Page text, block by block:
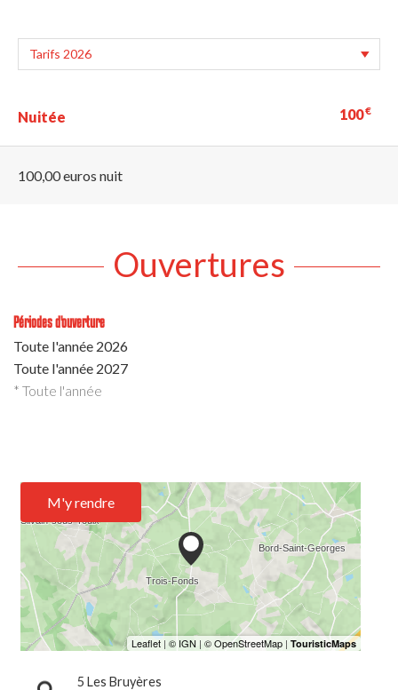
Nuitée 100€
100,00 euros nuit
Ouvertures
Périodes d'ouverture
Toute l'année 2026
Toute l'année 2027
* Toute l'année
M'y rendre
5 Les Bruyères